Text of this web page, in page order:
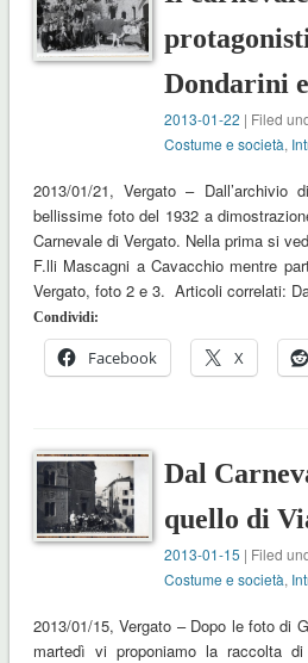
Dondarini
2013-01-22 | Filed
Costume e società,
2013/01/21, Vergato – Dall’archivio
bellissime foto del 1932 a
Carnevale di Vergato. Nella prima si
F.lli Mascagni a Cavacchio mentre
Vergato, foto 2 e 3. Articoli correlati:
Condividi:
Facebook X
Dal
quello di
2013-01-15 | Filed
Costume e società,
2013/01/15, Vergato – Dopo le foto di
martedì vi proponiamo la raccolta